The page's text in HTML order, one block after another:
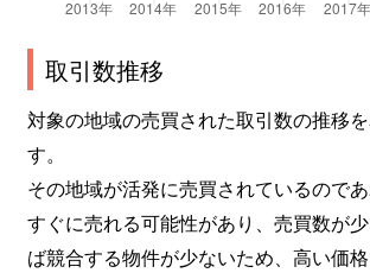
取引数推移
対象の地域の売買された取引数の推移
す。
その地域が活発に売買されているので
すぐに売れる可能性があり、売買数が
ば競合する物件が少ないため、高い価